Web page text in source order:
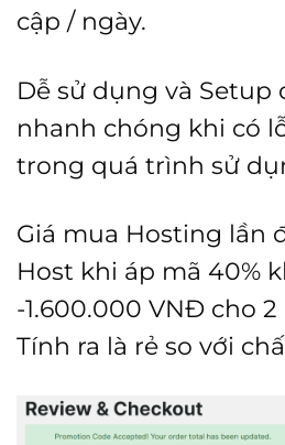
cập / ngày.
Dễ sử dụng và Setup
nhanh chóng khi có
trong quá trình sử
Giá mua Hosting lần
Host khi áp mã 40%
-1.600.000 VNĐ cho
Tính ra là rẻ so với